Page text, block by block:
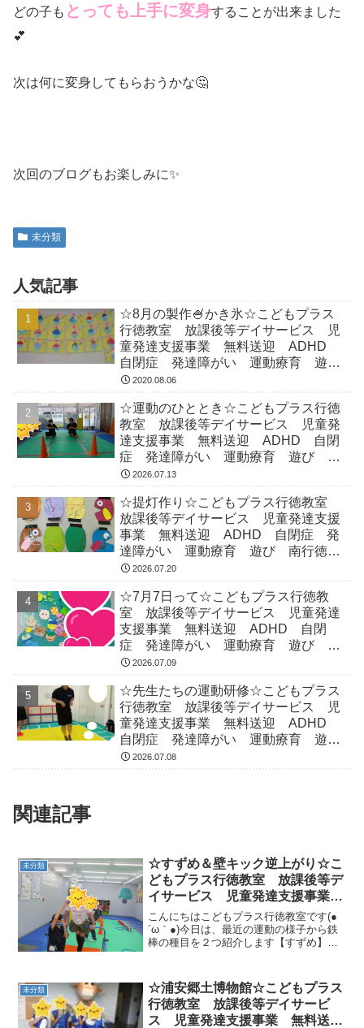
どの子も とっても上手に変身することが出来ました
💕
次は何に変身してもらおうかな🤔
次回のブログもお楽しみに✨
未分類
人気記事
☆8月の製作🍧かき氷☆こどもプラス
行徳教室 放課後等デイサービス 児
童発達支援事業 無料送迎 ADHD
自閉症 発達障がい 運動療育 遊
び 南行徳 市川市 浦安市
2020.08.06
☆運動のひととき☆こどもプラス行徳
教室 放課後等デイサービス 児童発
達支援事業 無料送迎 ADHD 自閉
症 発達障がい 運動療育 遊び 南
行徳 市川市 浦安市
2026.07.13
☆提灯作り☆こどもプラス行徳教室
放課後等デイサービス 児童発達支援
事業 無料送迎 ADHD 自閉症 発
達障がい 運動療育 遊び 南行徳
市川市 浦安市
2026.07.20
☆7月7日って☆こどもプラス行徳教
室 放課後等デイサービス 児童発達
支援事業 無料送迎 ADHD 自閉
症 発達障がい 運動療育 遊び 南
行徳 市川市 浦安市
2026.07.09
☆先生たちの運動研修☆こどもプラス
行徳教室 放課後等デイサービス 児
童発達支援事業 無料送迎 ADHD
自閉症 発達障がい 運動療育 遊
び 南行徳 市川市 浦安市
2026.07.08
関連記事
未分類
☆すずめ＆壁キック逆上がり☆こ
どもプラス行徳教室 放課後等デ
イサービス 児童発達支援事業
無料送迎 ADHD 自閉症 発達
障がい 運動療育 遊び 南行
徳 市川市 浦安市 江戸川区
こんにちはこどもプラス行徳教室です(●
´ω｀●)今日は、最近の運動の様子から鉄
棒の種目を２つ紹介します【すずめ】
ッと鉄棒を押すようにして身体を支えな
いと崩れてしまうの...
未分類
☆浦安郷土博物館☆こどもプラス
行徳教室 放課後等デイサービ
ス 児童発達支援事業 無料送